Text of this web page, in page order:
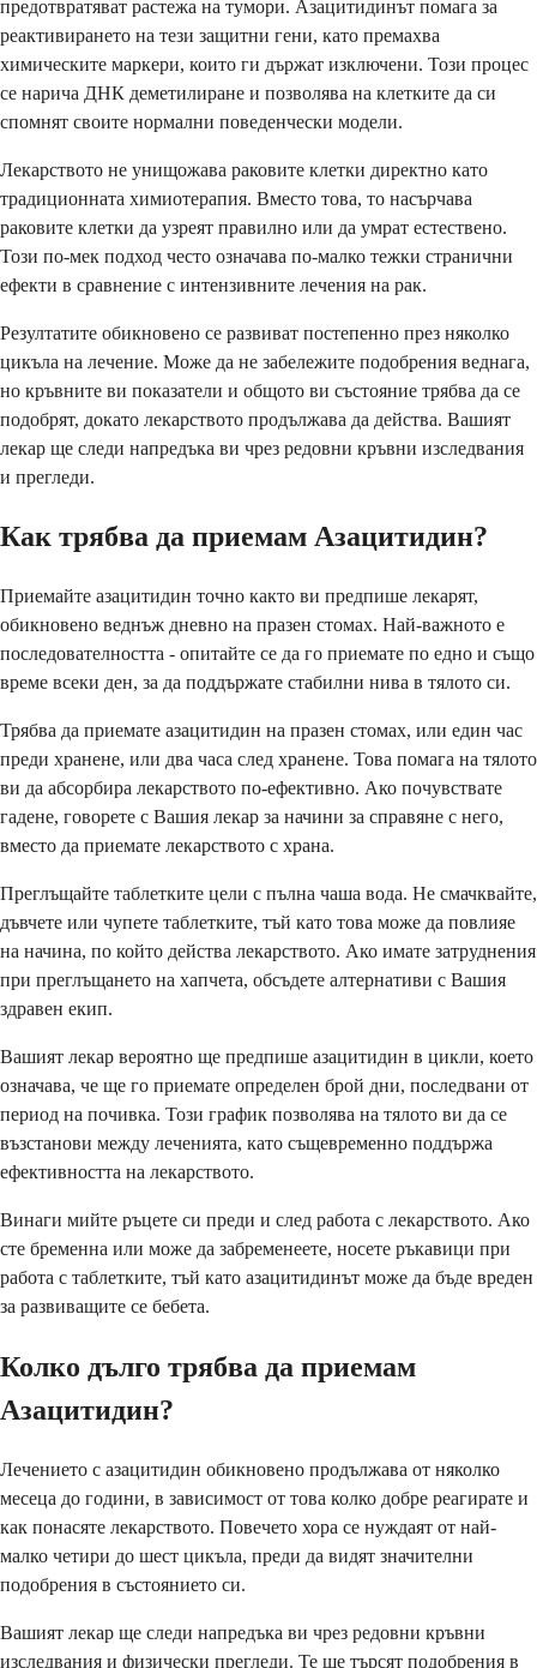
предотвратяват растежа на тумори. Азацитидинът помага за
реактивирането на тези защитни гени, като премахва
химическите маркери, които ги държат изключени. Този процес
се нарича ДНК деметилиране и позволява на клетките да си
спомнят своите нормални поведенчески модели.
Лекарството не унищожава раковите клетки директно като
традиционната химиотерапия. Вместо това, то насърчава
раковите клетки да узреят правилно или да умрат естествено.
Този по-мек подход често означава по-малко тежки странични
ефекти в сравнение с интензивните лечения на рак.
Резултатите обикновено се развиват постепенно през няколко
цикъла на лечение. Може да не забележите подобрения веднага,
но кръвните ви показатели и общото ви състояние трябва да се
подобрят, докато лекарството продължава да действа. Вашият
лекар ще следи напредъка ви чрез редовни кръвни изследвания
и прегледи.
Как трябва да приемам Азацитидин?
Приемайте азацитидин точно както ви предпише лекарят,
обикновено веднъж дневно на празен стомах. Най-важното е
последователността - опитайте се да го приемате по едно и също
време всеки ден, за да поддържате стабилни нива в тялото си.
Трябва да приемате азацитидин на празен стомах, или един час
преди хранене, или два часа след хранене. Това помага на тялото
ви да абсорбира лекарството по-ефективно. Ако почувствате
гадене, говорете с Вашия лекар за начини за справяне с него,
вместо да приемате лекарството с храна.
Преглъщайте таблетките цели с пълна чаша вода. Не смачквайте,
дъвчете или чупете таблетките, тъй като това може да повлияе
на начина, по който действа лекарството. Ако имате затруднения
при преглъщането на хапчета, обсъдете алтернативи с Вашия
здравен екип.
Вашият лекар вероятно ще предпише азацитидин в цикли, което
означава, че ще го приемате определен брой дни, последвани от
период на почивка. Този график позволява на тялото ви да се
възстанови между леченията, като същевременно поддържа
ефективността на лекарството.
Винаги мийте ръцете си преди и след работа с лекарството. Ако
сте бременна или може да забременеете, носете ръкавици при
работа с таблетките, тъй като азацитидинът може да бъде вреден
за развиващите се бебета.
Колко дълго трябва да приемам
Азацитидин?
Лечението с азацитидин обикновено продължава от няколко
месеца до години, в зависимост от това колко добре реагирате и
как понасяте лекарството. Повечето хора се нуждаят от най-
малко четири до шест цикъла, преди да видят значителни
подобрения в състоянието си.
Вашият лекар ще следи напредъка ви чрез редовни кръвни
изследвания и физически прегледи. Те ще търсят подобрения в